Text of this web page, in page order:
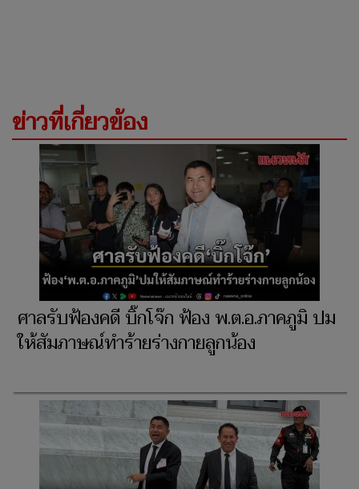
ข่าวที่เกี่ยวข้อง
ศาลรับฟ้องคดี บิ๊กโจ๊ก ฟ้อง พ.ต.อ.ภาคภูมิ ปม
ให้สัมภาษณ์ทำร้ายร่างกายลูกน้อง